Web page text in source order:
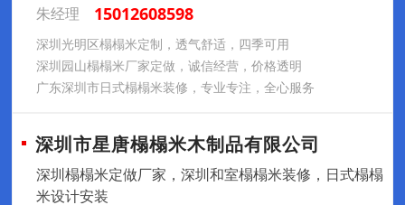
朱经理
15012608598
深圳光明区榻榻米定制，透气舒适，四季可用
深圳园山榻榻米厂家定做，诚信经营，价格透明
广东深圳市日式榻榻米装修，专业专注，全心服务
深圳市星唐榻榻米木制品有限公司
深圳榻榻米定做厂家，深圳和室榻榻米装修，日式榻榻
米设计安装